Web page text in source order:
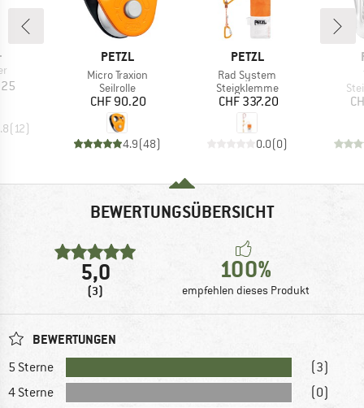
(12)
MARKE
PETZL
Artikel
Micro Traxion
Produktgruppe
Seilrolle
Preis
CHF 90.20
4.9(48)
MARKE
PETZL
Artikel
Rad System
Produktgruppe
Steigklemme
Preis
CHF 337.20
0.0(0)
BEWERTUNGSÜBERSICHT
5,0
(3)
100%
empfehlen dieses Produkt
BEWERTUNGEN
5 Sterne
(3)
4 Sterne
(0)